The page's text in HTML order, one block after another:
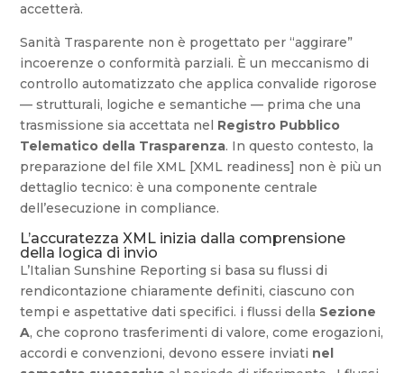
accetterà.
Sanità Trasparente non è progettato per “aggirare”
incoerenze o conformità parziali. È un meccanismo di
controllo automatizzato che applica convalide rigorose
— strutturali, logiche e semantiche — prima che una
trasmissione sia accettata nel Registro Pubblico
Telematico della Trasparenza. In questo contesto, la
preparazione del file XML [XML readiness] non è più un
dettaglio tecnico: è una componente centrale
dell’esecuzione in compliance.
L’accuratezza XML inizia dalla comprensione
della logica di invio
L’Italian Sunshine Reporting si basa su flussi di
rendicontazione chiaramente definiti, ciascuno con
tempi e aspettative dati specifici. i flussi della Sezione
A, che coprono trasferimenti di valore, come erogazioni,
accordi e convenzioni, devono essere inviati nel